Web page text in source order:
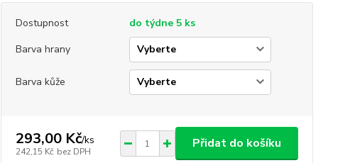
Dostupnost
do týdne 5 ks
Barva hrany
Barva kůže
293,00 Kč/ks
242,15 Kč bez DPH
Přidat do košíku